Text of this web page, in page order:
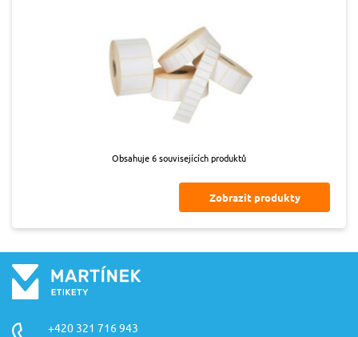
Obsahuje 6 souvisejících produktů
Zobrazit produkty
+420 321 716 943